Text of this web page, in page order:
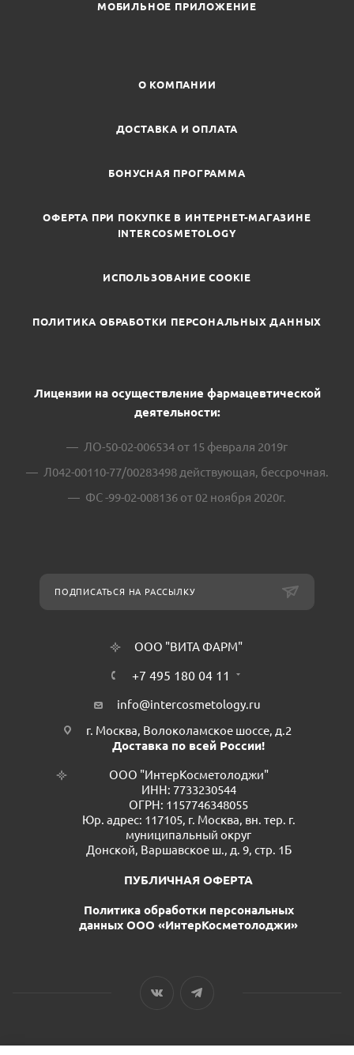
МОБИЛЬНОЕ ПРИЛОЖЕНИЕ
О КОМПАНИИ
ДОСТАВКА И ОПЛАТА
БОНУСНАЯ ПРОГРАММА
ОФЕРТА ПРИ ПОКУПКЕ В ИНТЕРНЕТ-МАГАЗИНЕ
INTERCOSMETOLOGY
ИСПОЛЬЗОВАНИЕ COOKIE
ПОЛИТИКА ОБРАБОТКИ ПЕРСОНАЛЬНЫХ ДАННЫХ
Лицензии на осуществление фармацевтической
деятельности:
ЛО-50-02-006534 от 15 февраля 2019г
Л042-00110-77/00283498 действующая, бессрочная.
ФС -99-02-008136 от 02 ноября 2020г.
ПОДПИСАТЬСЯ НА РАССЫЛКУ
ООО "ВИТА ФАРМ"
+7 495 180 04 11
info@intercosmetology.ru
г. Москва, Волоколамское шоссе, д.2
Доставка по всей России!
ООО "ИнтерКосметолоджи"
ИНН: 7733230544
ОГРН: 1157746348055
Юр. адрес: 117105, г. Москва, вн. тер. г.
муниципальный округ
Донской, Варшавское ш., д. 9, стр. 1Б
ПУБЛИЧНАЯ ОФЕРТА
Политика обработки персональных
данных ООО «ИнтерКосметолоджи»